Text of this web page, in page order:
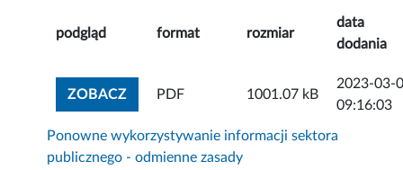
podgląd format rozmiar
data
dodania
ZOBACZZOBACZ ZAŁĄCZNIK
PDF 1001.07 kB
2023-03-
09:16:03
Ponowne wykorzystywanie informacji sektora
publicznego - odmienne zasady